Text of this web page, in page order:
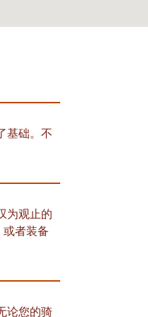
基础。不
为观止的
或者装备
论您的骑